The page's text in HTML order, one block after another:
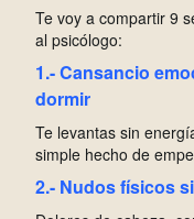
Te voy a compartir 9
al psicólogo:
1.- Cansancio
dormir
Te levantas sin
simple hecho de
2.- Nudos físicos